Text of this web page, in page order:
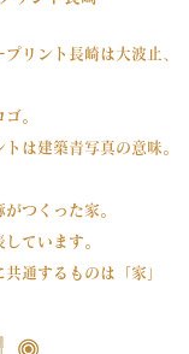
リント長崎は大波止、
。
は建築青写真の意味。
つくった家。
ています。
通するものは「家」